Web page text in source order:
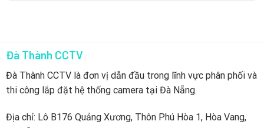
Đà Thành CCTV
Đà Thành CCTV là đơn vị dẫn đầu trong lĩnh vực phân phối và
thi công lắp đặt hệ thống camera tại Đà Nẵng.
Địa chỉ: Lô B176 Quảng Xương, Thôn Phú Hòa 1, Hòa Vang,